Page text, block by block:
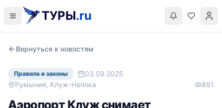
ТУРЫ.ru
Вернуться к новостям
Правила и законы
03.09.2025
Румыния, Клуж-Напока
891
Аэропорт Клуж снимает